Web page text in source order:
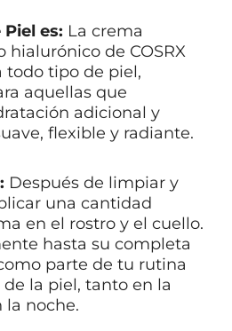
Piel es: La crema
hialurónico de COSRX
todo tipo de piel,
aquellas que
adicional y
flexible y radiante.
Después de limpiar y
una cantidad
en el rostro y el cuello.
hasta su completa
parte de tu rutina
la piel, tanto en la
la noche.